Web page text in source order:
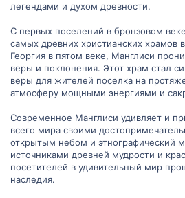
легендами и духом древности.
С первых поселений в бронзовом
самых древних христианских храмов
Георгия в пятом веке, Манглиси
веры и поклонения. Этот храм стал
веры для жителей поселка на
атмосферу мощными энергиями и
Современное Манглиси удивляет и
всего мира своими
открытым небом и этнографический
источниками древней мудрости и
посетителей в удивительный мир
наследия.